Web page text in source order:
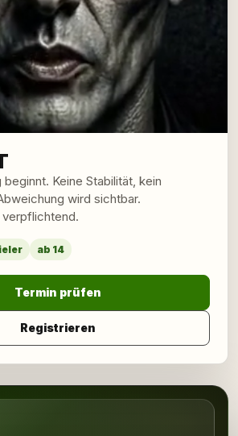
Keine Stabilität, kein
wird sichtbar.
ab 14
Termin prüfen
Registrieren